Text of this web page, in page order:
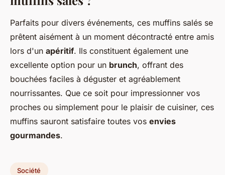
Parfaits pour divers événements, ces muffins salés se
prêtent aisément à un moment décontracté entre amis
lors d'un apéritif. Ils constituent également une
excellente option pour un brunch, offrant des
bouchées faciles à déguster et agréablement
nourrissantes. Que ce soit pour impressionner vos
proches ou simplement pour le plaisir de cuisiner, ces
muffins sauront satisfaire toutes vos envies
gourmandes.
Société